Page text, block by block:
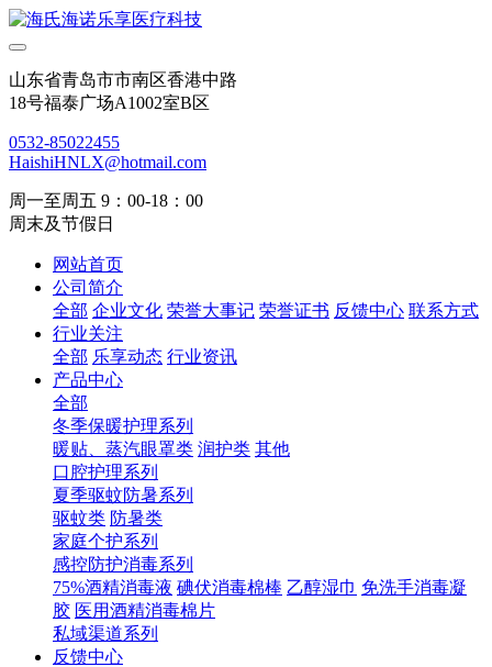
山东省青岛市市南区香港中路
18号福泰广场A1002室B区
0532-85022455
HaishiHNLX@hotmail.com
周一至周五 9：00-18：00
周末及节假日
网站首页
公司简介
全部 企业文化 荣誉大事记 荣誉证书 反馈中心 联系方式
行业关注
全部 乐享动态 行业资讯
产品中心
全部
冬季保暖护理系列
暖贴、蒸汽眼罩类 润护类 其他
口腔护理系列
夏季驱蚊防暑系列
驱蚊类 防暑类
家庭个护系列
感控防护消毒系列
75%酒精消毒液 碘伏消毒棉棒 乙醇湿巾 免洗手消毒凝
胶 医用酒精消毒棉片
私域渠道系列
反馈中心